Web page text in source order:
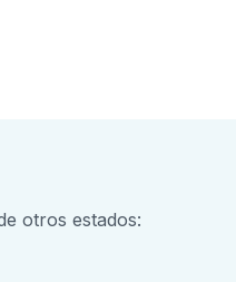
otros estados: